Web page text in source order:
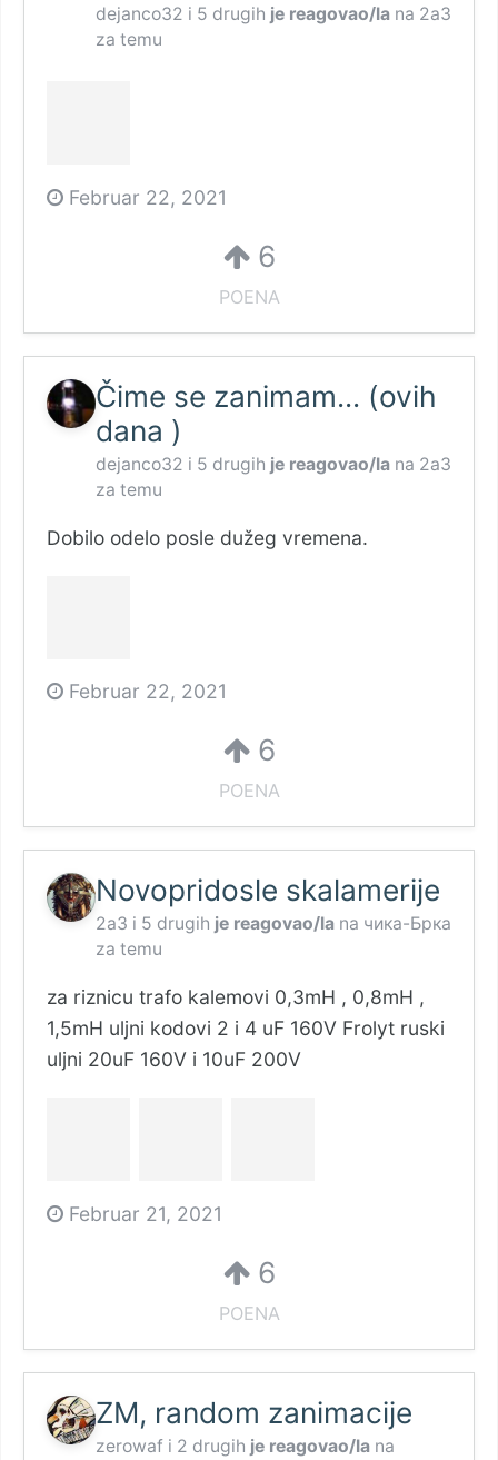
dejanco32 i 5 drugih je reagovao/la na 2a3
za temu
Februar 22, 2021
6
POENA
Čime se zanimam... (ovih
dana )
dejanco32 i 5 drugih je reagovao/la na 2a3
za temu
Dobilo odelo posle dužeg vremena.
Februar 22, 2021
6
POENA
Novopridosle skalamerije
2a3 i 5 drugih je reagovao/la na чика-Брка
za temu
za riznicu trafo kalemovi 0,3mH , 0,8mH ,
1,5mH uljni kodovi 2 i 4 uF 160V Frolyt ruski
uljni 20uF 160V i 10uF 200V
Februar 21, 2021
6
POENA
ZM, random zanimacije
zerowaf i 2 drugih je reagovao/la na